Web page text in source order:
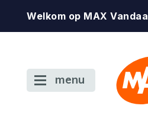
Welkom op MAX
menu